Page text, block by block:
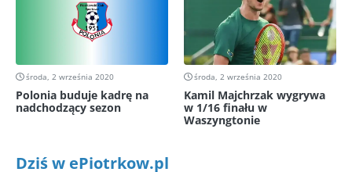
środa, 2 września 2020
Polonia buduje kadrę na
nadchodzący sezon
środa, 2 września 2020
Kamil Majchrzak wygrywa
w 1/16 finału w
Waszyngtonie
Dziś w ePiotrkow.pl